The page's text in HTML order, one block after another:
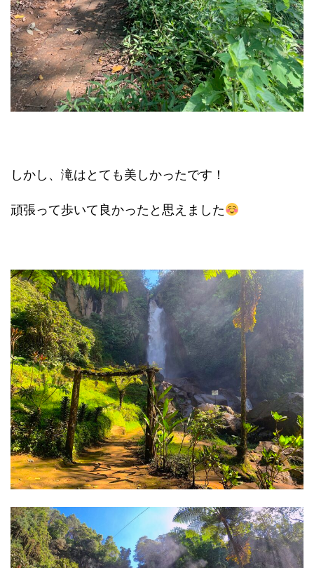
しかし、滝はとても美しかったです！
頑張って歩いて良かったと思えました